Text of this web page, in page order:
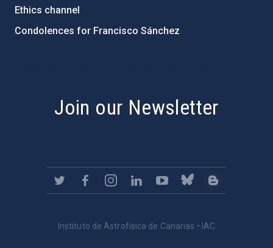
Ethics channel
Condolences for Francisco Sánchez
Join our Newsletter
Instituto de Astrofísica de Canarias • IAC